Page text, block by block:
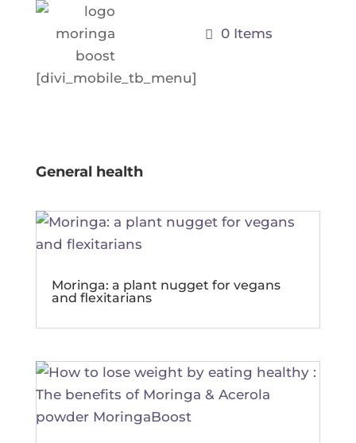
0 Items
[divi_mobile_tb_menu]
General health
Moringa: a plant nugget for vegans
and flexitarians